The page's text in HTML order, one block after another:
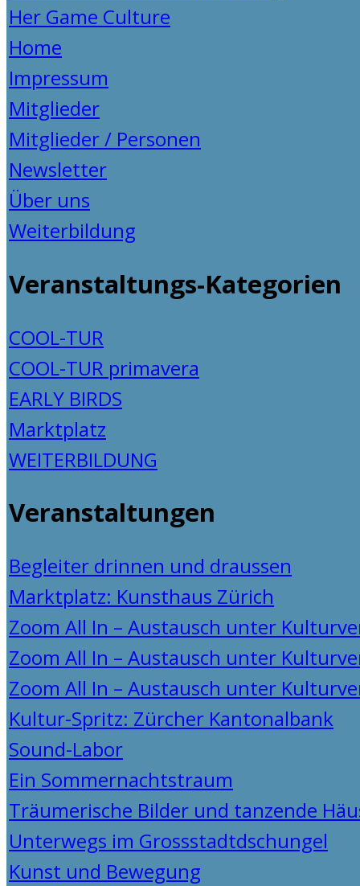
Her Game Culture
Home
Impressum
Mitglieder
Mitglieder / Personen
Newsletter
Über uns
Weiterbildung
Veranstaltungs-Kategorien
COOL-TUR
COOL-TUR primavera
EARLY BIRDS
Marktplatz
WEITERBILDUNG
Veranstaltungen
Begleiter drinnen und draussen
Marktplatz: Kunsthaus Zürich
Zoom All In – Austausch unter
Zoom All In – Austausch unter
Zoom All In – Austausch unter
Kultur-Spritz: Zürcher Kantonalbank
Sound-Labor
Ein Sommernachtstraum
Träumerische Bilder und tanzende
Unterwegs im Grossstadtdschungel
Kunst und Bewegung